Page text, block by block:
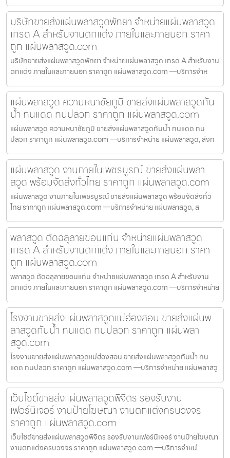
บริษัทขายส่งแผ่นพลาสวูดพัทยา จำหน่ายแผ่นพลาสวูด
เกรด A สำหรับงานตกแต่ง ภายในและภายนอก ราคา
ถูก แผ่นพลาสวูด.com
บริษัทขายส่งแผ่นพลาสวูดพัทยา จำหน่ายแผ่นพลาสวูด เกรด A สำหรับงาน
ตกแต่ง ภายในและภายนอก ราคาถูก แผ่นพลาสวูด.com —บริการจำห
แผ่นพลาสวูด ความหนาชัยภูมิ ขายส่งแผ่นพลาสวูดกัน
น้ำ ทนแดด ทนปลวก ราคาถูก แผ่นพลาสวูด.com
แผ่นพลาสวูด ความหนาชัยภูมิ ขายส่งแผ่นพลาสวูดกันน้ำ ทนแดด ทน
ปลวก ราคาถูก แผ่นพลาสวูด.com —บริการจำหน่าย แผ่นพลาสวูด, ส่งท
แผ่นพลาสวูด งานภายในเพชรบูรณ์ ขายส่งแผ่นพลา
สวูด พร้อมจัดส่งทั่วไทย ราคาถูก แผ่นพลาสวูด.com
แผ่นพลาสวูด งานภายในเพชรบูรณ์ ขายส่งแผ่นพลาสวูด พร้อมจัดส่งทั่ว
ไทย ราคาถูก แผ่นพลาสวูด.com —บริการจำหน่าย แผ่นพลาสวูด, ส
พลาสวูด ตัดฉลุลายขอนแก่น จำหน่ายแผ่นพลาสวูด
เกรด A สำหรับงานตกแต่ง ภายในและภายนอก ราคา
ถูก แผ่นพลาสวูด.com
พลาสวูด ตัดฉลุลายขอนแก่น จำหน่ายแผ่นพลาสวูด เกรด A สำหรับงาน
ตกแต่ง ภายในและภายนอก ราคาถูก แผ่นพลาสวูด.com —บริการจำหน่าย
โรงงานขายส่งแผ่นพลาสวูดแม่ฮ่องสอน ขายส่งแผ่นพ
ลาสวูดกันน้ำ ทนแดด ทนปลวก ราคาถูก แผ่นพลา
สวูด.com
โรงงานขายส่งแผ่นพลาสวูดแม่ฮ่องสอน ขายส่งแผ่นพลาสวูดกันน้ำ ทน
แดด ทนปลวก ราคาถูก แผ่นพลาสวูด.com —บริการจำหน่าย แผ่นพลาสวู
เว็บไซต์ขายส่งแผ่นพลาสวูดพิจิตร รองรับงาน
เฟอร์นิเจอร์ งานป้ายโฆษณา งานตกแต่งครบวงจร
ราคาถูก แผ่นพลาสวูด.com
เว็บไซต์ขายส่งแผ่นพลาสวูดพิจิตร รองรับงานเฟอร์นิเจอร์ งานป้ายโฆษณา
งานตกแต่งครบวงจร ราคาถูก แผ่นพลาสวูด.com —บริการจำหน่